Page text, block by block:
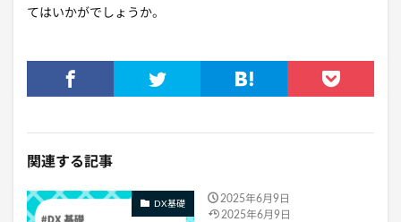
てはいかがでしょうか。
関連する記事
DX基礎
2025年6月9日
2025年6月9日